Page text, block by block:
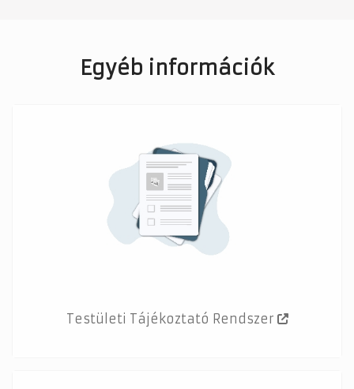
Egyéb információk
Testületi Tájékoztató Rendszer